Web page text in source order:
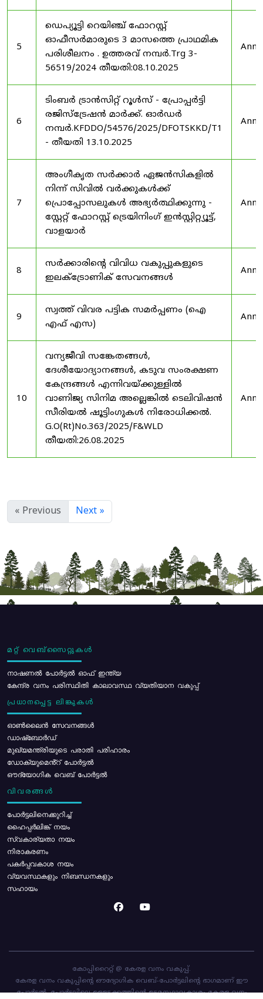
5
ഡെപ്യൂട്ടി റെയിഞ്ച് ഫോറസ്റ്റ്
ഓഫീസർമാരുടെ 3 മാസത്തെ പ്രാഥമിക
പരിശീലനം . ഉത്തരവ് നമ്പർ.Trg 3-
56519/2024 തീയതി:08.10.2025
6
ടിംബർ ട്രാൻസിറ്റ് റൂൾസ് - പ്രോപ്പർട്ടി
രജിസ്ട്രേഷൻ മാർക്ക്. ഓർഡർ
നമ്പർ.KFDDO/54576/2025/DFOTSKKD/T1
- തീയതി 13.10.2025
7
അംഗീകൃത സർക്കാർ ഏജൻസികളിൽ
നിന്ന് സിവിൽ വർക്കുകൾക്ക്
പ്രൊപ്പോസലുകൾ അഭ്യർത്ഥിക്കുന്നു -
സ്റ്റേറ്റ് ഫോറസ്റ്റ് ട്രെയിനിംഗ് ഇൻസ്റ്റിറ്റ്യൂട്ട്,
വാളയാർ
8
സർക്കാരിന്റെ വിവിധ വകുപ്പുകളുടെ
ഇലക്ട്രോണിക് സേവനങ്ങൾ
9
സ്വത്ത് വിവര പട്ടിക സമർപ്പണം (ഐ
എഫ് എസ)
10
വന്യജീവി സങ്കേതങ്ങൾ,
ദേശീയോദ്യാനങ്ങൾ, കടുവ സംരക്ഷണ
കേന്ദ്രങ്ങൾ എന്നിവയ്ക്കുള്ളിൽ
വാണിജ്യ സിനിമ അല്ലെങ്കിൽ ടെലിവിഷൻ
സീരിയൽ ഷൂട്ടിംഗുകൾ നിരോധിക്കൽ.
G.O(Rt)No.363/2025/F&WLD
തീയതി:26.08.2025
« Previous Next »
മറ്റ് വെബ്സൈറ്റുകൾ
നാഷണൽ പോർട്ടൽ ഓഫ് ഇന്ത്യ
കേന്ദ്ര വനം പരിസ്ഥിതി കാലാവസ്ഥ വ്യതിയാന വകുപ്പ്
പ്രധാനപ്പെട്ട ലിങ്കുകൾ
ഓൺലൈൻ സേവനങ്ങൾ
ഡാഷ്ബോർഡ്
മുഖ്യമന്ത്രിയുടെ പരാതി പരിഹാരം
ഡോക്യുമെൻ്റ് പോർട്ടൽ
ഔദ്യോഗിക വെബ് പോർട്ടൽ
വിവരങ്ങൾ
പോര്‍ട്ടലിനെക്കുറിച്ച്
ഹൈപ്പർലിങ്ക് നയം
സ്വകാര്യതാ നയം
നിരാകരണം
പകർപ്പവകാശ നയം
വ്യവസ്ഥകളും നിബന്ധനകളും
സഹായം
കോപ്പിറൈറ്റ് @ കേരള വനം വകുപ്പ്.
കേരള വനം വകുപ്പിന്റെ ഔദ്യോഗിക വെബ്-പോർട്ടലിന്റെ ഭാഗമാണ് ഈ
പോർട്ടൽ. പോർട്ടലിലെ ഉള്ളടക്കത്തിന്റെ ഉടമസ്ഥാവകാശം കേരള വനം